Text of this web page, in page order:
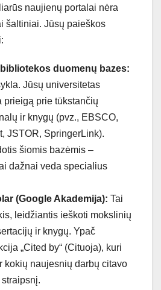
naujienų portalai nėra
šaltiniai. Jūsų paieškos
duomenų bazes:
Jūsų universitetas
prieigą prie tūkstančių
ir knygų (pvz., EBSCO,
JSTOR, SpringerLink).
šiomis bazėmis –
dažnai veda specialius
(Google Akademija): Tai
leidžiantis ieškoti mokslinių
ir knygų. Ypač
„Cited by“ (Cituoja), kuri
kokių naujesnių darbų citavo